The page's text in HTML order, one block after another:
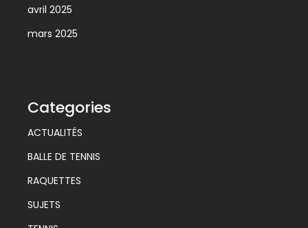
avril 2025
mars 2025
Categories
ACTUALITÉS
BALLE DE TENNIS
RAQUETTES
SUJETS